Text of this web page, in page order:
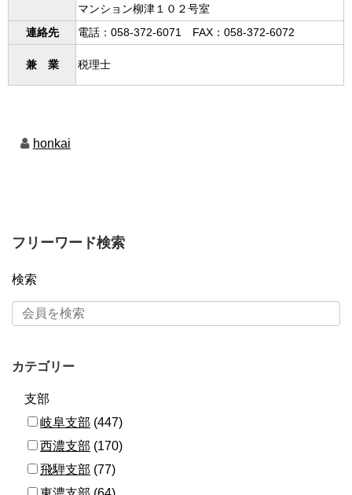
マンション柳津１０２号室
連絡先
電話：058-372-6071 FAX：058-372-6072
兼 業 税理士
honkai
フリーワード検索
検索
カテゴリー
支部
岐阜支部 (447)
西濃支部 (170)
飛騨支部 (77)